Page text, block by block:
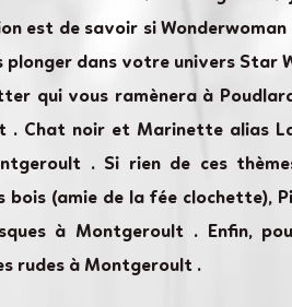
est de savoir si
dans votre univers Star
qui vous ramènera à
. Chat noir et Marinette alias
. Si rien de ces
bois (amie de la fée clochette),
à Montgeroult . Enfin,
rudes à Montgeroult .